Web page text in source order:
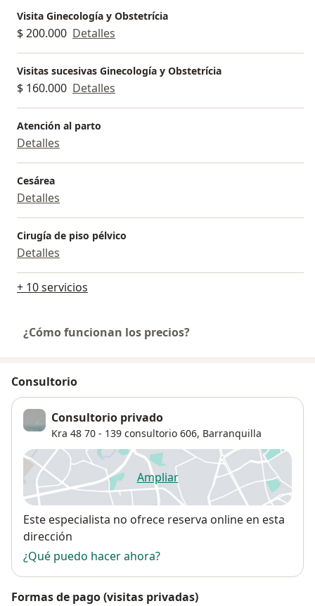
Visita Ginecología y Obstetrícia
$ 200.000 Detalles
Visitas sucesivas Ginecología y Obstetrícia
$ 160.000 Detalles
Atención al parto
Detalles
Cesárea
Detalles
Cirugía de piso pélvico
Detalles
+ 10 servicios
¿Cómo funcionan los precios?
Consultorio
Consultorio privado
Kra 48 70 - 139 consultorio 606, Barranquilla
Ampliarse abre en una nueva
Disponibilidad
Este especialista no ofrece reserva online en esta
dirección
¿Qué puedo hacer ahora?
Formas de pago (visitas privadas)